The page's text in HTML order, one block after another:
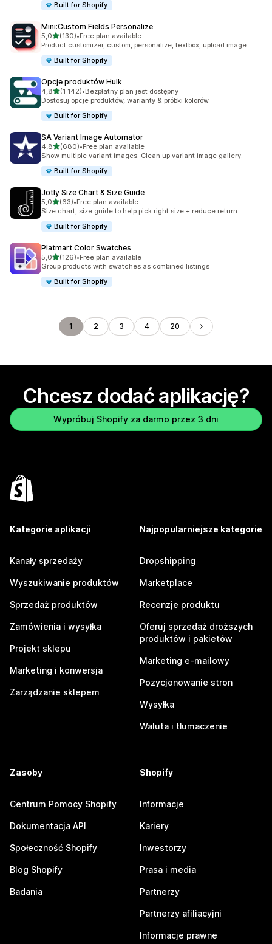
Built for Shopify
Mini:Custom Fields Personalize
5,0na 5 gwiazdek
(130)
Łączna liczba recenzji: 130
•Free plan available
Product customizer, custom, personalize, textbox, upload image
Built for Shopify
Opcje produktów Hulk
4,8na 5 gwiazdek
(1 142)
Łączna liczba recenzji: 1142
•Bezpłatny plan jest dostępny
Dostosuj opcje produktów, warianty & próbki kolorów.
Built for Shopify
SA Variant Image Automator
4,8na 5 gwiazdek
(680)
Łączna liczba recenzji: 680
•Free plan available
Show multiple variant images. Clean up variant image gallery.
Built for Shopify
Jotly Size Chart & Size Guide
5,0na 5 gwiazdek
(63)
Łączna liczba recenzji: 63
•Free plan available
Size chart, size guide to help pick right size + reduce return
Built for Shopify
Platmart Color Swatches
5,0na 5 gwiazdek
(126)
Łączna liczba recenzji: 126
•Free plan available
Group products with swatches as combined listings
Built for Shopify
1 2 3 4 20
Chcesz dodać aplikację?
Wypróbuj Shopify za darmo przez 3 dni
Kategorie aplikacji
Kanały sprzedaży
Wyszukiwanie produktów
Sprzedaż produktów
Zamówienia i wysyłka
Projekt sklepu
Marketing i konwersja
Zarządzanie sklepem
Najpopularniejsze kategorie
Dropshipping
Marketplace
Recenzje produktu
Oferuj sprzedaż droższych
produktów i pakietów
Marketing e-mailowy
Pozycjonowanie stron
Wysyłka
Waluta i tłumaczenie
Zasoby
Centrum Pomocy Shopify
Dokumentacja API
Społeczność Shopify
Blog Shopify
Badania
Shopify
Informacje
Kariery
Inwestorzy
Prasa i media
Partnerzy
Partnerzy afiliacyjni
Informacje prawne